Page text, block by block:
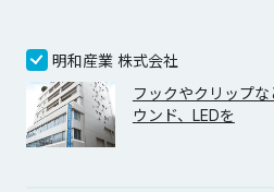
明和産業 株式会社
フックやクリップ
ウンド、LEDを